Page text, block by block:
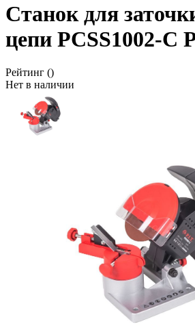
Станок для
цепи PCSS1002-C
Рейтинг ()
Нет в наличии